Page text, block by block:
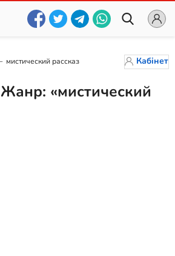
мистический рассказ Кабінет
«мистический